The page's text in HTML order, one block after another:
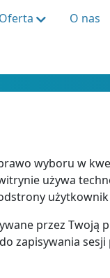
Oferta O nas
wyboru w
używa
użytkownik
przez Twoją
zapisywania